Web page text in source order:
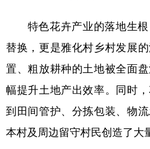
特色花卉产业的落地生根
替换，更是雅化村乡村发展
置、粗放耕种的土地被全面
幅提升土地产出效率。同时
到田间管护、分拣包装、物
本村及周边留守村民创造了大